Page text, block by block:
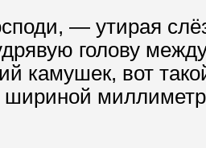
— утирая
голову
камушек, вот